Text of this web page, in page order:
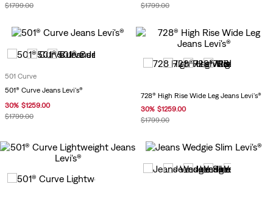
$1799.00
$1799.00
501 Curve
501® Curve Jeans Levi's®
30% $1259.00
$1799.00
728® High Rise Wide Leg Jeans Levi's®
30% $1259.00
$1799.00